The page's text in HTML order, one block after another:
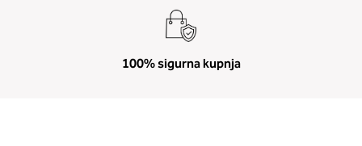
100% sigurna kupnja